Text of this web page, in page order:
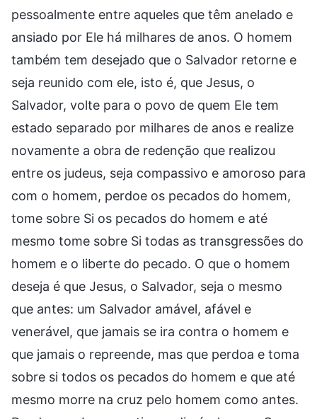
pessoalmente entre aqueles que têm anelado e
ansiado por Ele há milhares de anos. O homem
também tem desejado que o Salvador retorne e
seja reunido com ele, isto é, que Jesus, o
Salvador, volte para o povo de quem Ele tem
estado separado por milhares de anos e realize
novamente a obra de redenção que realizou
entre os judeus, seja compassivo e amoroso para
com o homem, perdoe os pecados do homem,
tome sobre Si os pecados do homem e até
mesmo tome sobre Si todas as transgressões do
homem e o liberte do pecado. O que o homem
deseja é que Jesus, o Salvador, seja o mesmo
que antes: um Salvador amável, afável e
venerável, que jamais se ira contra o homem e
que jamais o repreende, mas que perdoa e toma
sobre si todos os pecados do homem e que até
mesmo morre na cruz pelo homem como antes.